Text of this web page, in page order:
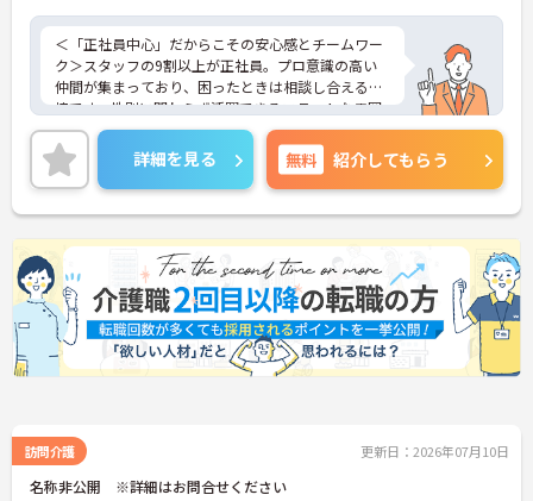
あり、訪問介護でありながら孤立することなくチー
ムの支援を受けながら業務に取り組めます
＜「正社員中心」だからこその安心感とチームワー
ク＞スタッフの9割以上が正社員。プロ意識の高い
仲間が集まっており、困ったときは相談し合える環
境です。性別に関わらず活躍できるフラットな雰囲
気があります。
＜電動自転車でラクラク移動！身体への負担を軽減
＞会社から1人1台、専用の電動自転車が支給されま
す（一部例外あり）。お客様のご自宅への移動が快
適になるだけでなく、貸与された自転車での通勤も
可能です。移動の負担を減らして元気にケアに向き
合えます。
＜頑張りがしっかり給与に反映される仕組み＞「社
員を大事にする」をモットーに、業界トップクラス
の給与水準を目指しています。賞与は年2回あり、資
格手当や土日出勤手当も充実。キャリアパスも明確
で、管理者へのステップアップなど、頑張りに応じ
詳細を見る 無料 紹介してもらう
訪問介護 更新日：2026年07月10日
名称非公開 ※詳細はお問合せください